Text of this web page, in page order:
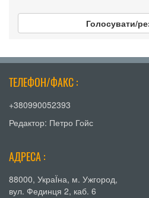
Голосувати/
ТЕЛЕФОН/ФАКС :
+380990052393
Редактор: Петро Гойс
АДРЕСА :
88000, УкраЇна, м. Ужгород,
вул. Фединця 2, каб. 6